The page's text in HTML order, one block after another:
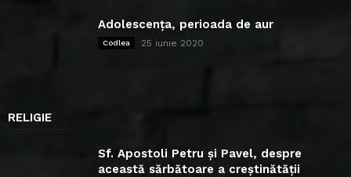
Adolescența, perioada de aur
Codlea 25 iunie 2020
RELIGIE
Sf. Apostoli Petru și Pavel, despre
această sărbătoare a creștinătății